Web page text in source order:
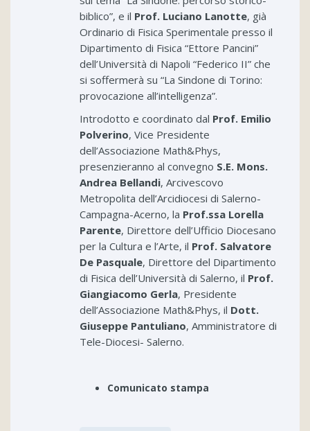
biblico”, e il Prof. Luciano Lanotte, già
Ordinario di Fisica Sperimentale presso il
Dipartimento di Fisica “Ettore Pancini”
dell’Università di Napoli “Federico II” che
si soffermerà su “La Sindone di Torino:
provocazione all’intelligenza”.
Introdotto e coordinato dal Prof. Emilio
Polverino, Vice Presidente
dell’Associazione Math&Phys,
presenzieranno al convegno S.E. Mons.
Andrea Bellandi, Arcivescovo
Metropolita dell’Arcidiocesi di Salerno-
Campagna-Acerno, la Prof.ssa Lorella
Parente, Direttore dell’Ufficio Diocesano
per la Cultura e l’Arte, il Prof. Salvatore
De Pasquale, Direttore del Dipartimento
di Fisica dell’Università di Salerno, il Prof.
Giangiacomo Gerla, Presidente
dell’Associazione Math&Phys, il Dott.
Giuseppe Pantuliano, Amministratore di
Tele-Diocesi- Salerno.
Comunicato stampa